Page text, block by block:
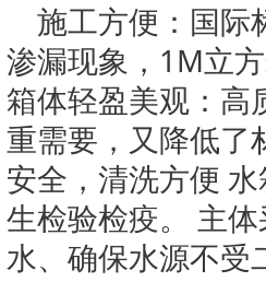
施工方便：国际
渗漏现象，1M立
箱体轻盈美观：高
重需要，又降低了
安全，清洗方便
生检验检疫。 主
水、确保水源不受